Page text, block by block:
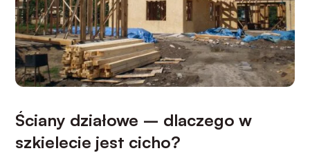
Ściany działowe – dlaczego w
szkielecie jest cicho?